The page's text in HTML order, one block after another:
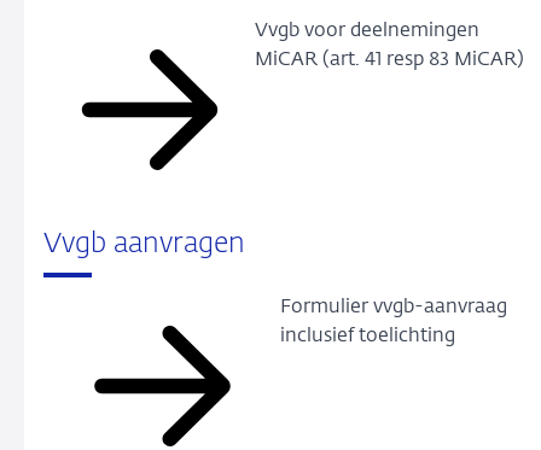
Vvgb voor deelnemingen
MiCAR (art. 41 resp 83 MiCAR)
Vvgb aanvragen
Formulier vvgb-aanvraag
inclusief toelichting